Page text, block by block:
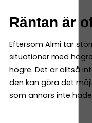
Räntan är
Eftersom Almi tar
situationer med
högre. Det är alltså
den kan göra det
som annars inte